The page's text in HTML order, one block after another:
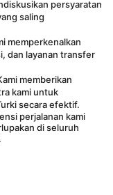
persyaratan
saling
memperkenalkan
dan layanan transfer
memberikan
kami untuk
secara efektif.
perjalanan kami
di seluruh